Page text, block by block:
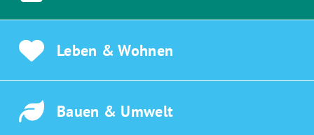
Leben & Wohnen
Bauen & Umwelt